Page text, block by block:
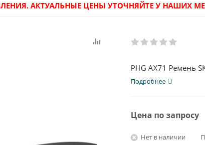
АКТУАЛЬНЫЕ ЦЕНЫ УТОЧНЯЙТЕ У НАШИХ
PHG AX71 Ремень
Подробнее
Цена по запросу
Нет в наличии